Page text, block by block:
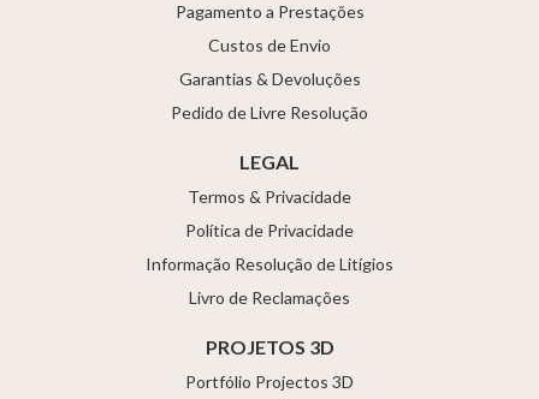
Pagamento a Prestações
Custos de Envio
Garantias & Devoluções
Pedido de Livre Resolução
LEGAL
Termos & Privacidade
Política de Privacidade
Informação Resolução de Litígios
Livro de Reclamações
PROJETOS 3D
Portfólio Projectos 3D